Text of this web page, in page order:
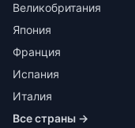
Великобритания
Япония
Франция
Испания
Италия
Все страны →